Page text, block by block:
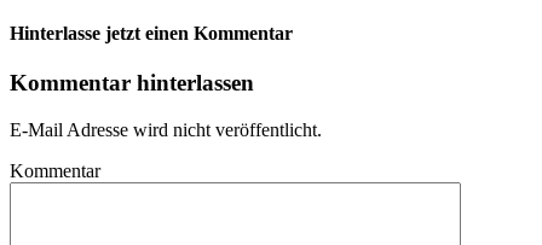
Hinterlasse jetzt einen Kommentar
Kommentar hinterlassen
E-Mail Adresse wird nicht veröffentlicht.
Kommentar